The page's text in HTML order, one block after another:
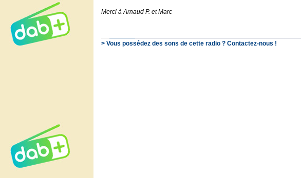
Merci à Arnaud P. et Marc
> Vous possédez des sons de cette radio ? Contactez-nous !